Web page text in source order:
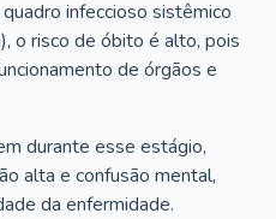
infeccioso sistêmico
o risco de óbito é alto, pois
de órgãos e
durante esse estágio,
alta e confusão mental,
da enfermidade.